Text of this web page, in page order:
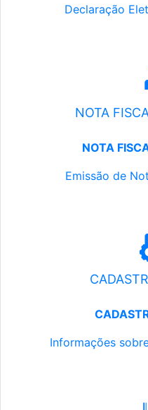
Declaração
NOTA
NOTA
Emissão de
Informações